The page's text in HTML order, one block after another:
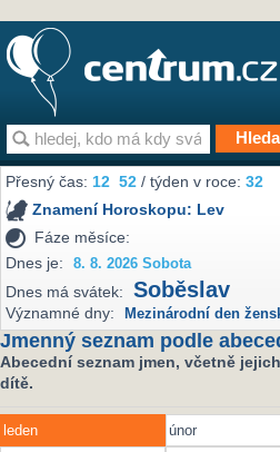
Přesný čas:12 52 / týden v roce:32
Znamení Horoskopu: Lev
Fáze měsíce:
Dnes je:
8. 8. 2026 Sobota
Dnes má svátek: Soběslav
Významné dny: Mezinárodní den
Jmenný seznam podle
Abecední seznam jmen, včetně
dítě.
leden únor